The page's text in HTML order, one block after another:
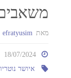
משאבים
מאת efratyusim
18/07/2024
איושר